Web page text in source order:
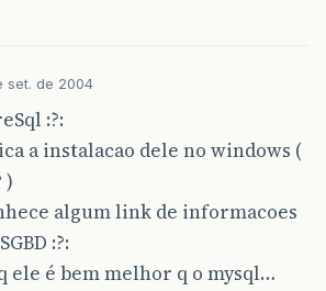
set. de 2004
:?:
a instalacao dele no windows (
)
algum link de informacoes
:?:
ele é bem melhor q o mysql…